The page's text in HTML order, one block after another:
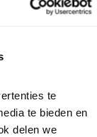
te
te bieden en
delen we
met